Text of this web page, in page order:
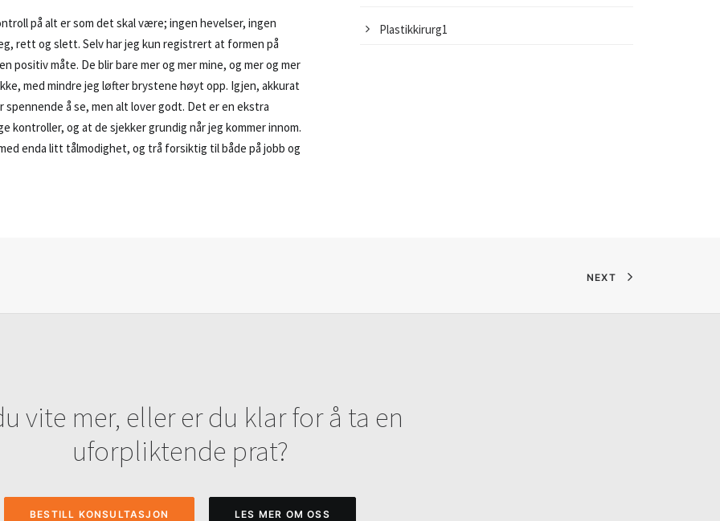
på alt er som det skal være; ingen hevelser, ingen
rett og slett. Selv har jeg kun registrert at formen på
positiv måte. De blir bare mer og mer mine, og mer og mer
med mindre jeg løfter brystene høyt opp. Igjen, akkurat
å se, men alt lover godt. Det er en ekstra
kontroller, og at de sjekker grundig når jeg kommer innom.
enda litt tålmodighet, og trå forsiktig til både på jobb og
Plastikkirurg1
NEXT
vite mer, eller er du klar for å ta en
uforpliktende prat?
BESTILL KONSULTASJON LES MER OM OSS